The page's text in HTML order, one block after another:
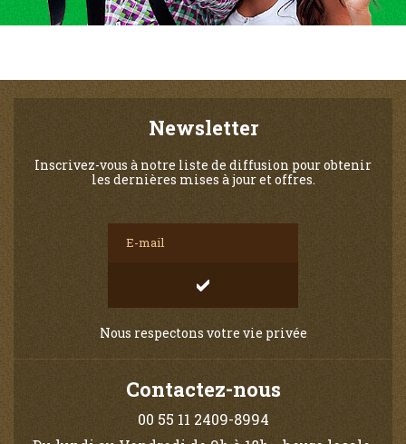
Newsletter
Inscrivez-vous à notre liste de diffusion pour obtenir
les dernières mises à jour et offres.
Nous respectons votre vie privée
Contactez-nous
00 55 11 2409-8994